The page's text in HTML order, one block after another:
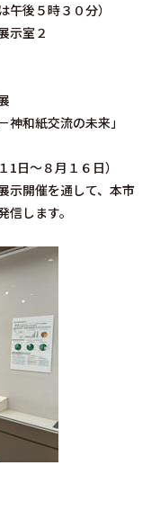
後５時３０分）
示室２
神和紙交流の未来」
1日～８月１６日）
示開催を通して、本市
します。